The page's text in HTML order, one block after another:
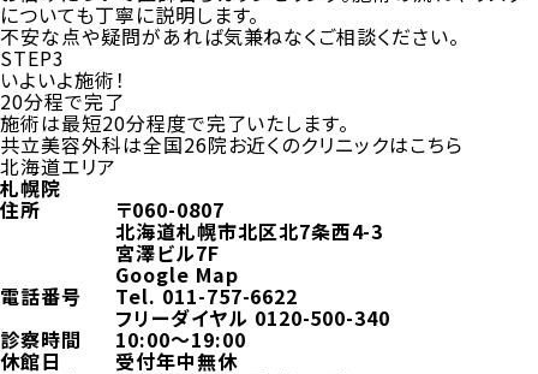
についても丁寧に説明します。
不安な点や疑問があれば気兼ねなくご相談ください。
STEP3
いよいよ施術！
20分程で完了
施術は最短20分程度で完了いたします。
共立美容外科は全国26院お近くのクリニックはこちら
北海道エリア
札幌院
住所 〒060-0807
北海道札幌市北区北7条西4-3
宮澤ビル7F
Google Map
電話番号 Tel.011-757-6622
フリーダイヤル 0120-500-340
診察時間 10:00～19:00
休館日 受付年中無休